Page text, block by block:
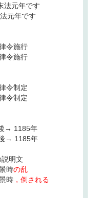
法元年です
元年です
令施行
令施行
令制定
令制定
→ 1185年
→ 1185年
明文
時の乱
時，倒される